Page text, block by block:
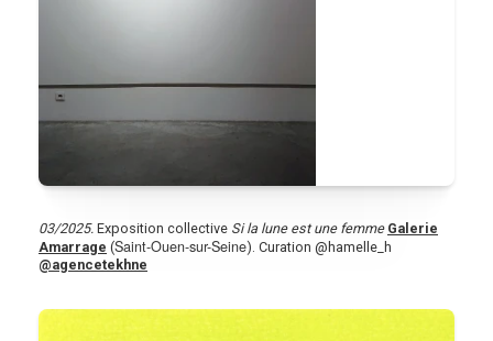
03/2025. Exposition collective Si la lune est une femme Galerie
Amarrage (Saint-Ouen-sur-Seine). Curation @hamelle_h
@agencetekhne